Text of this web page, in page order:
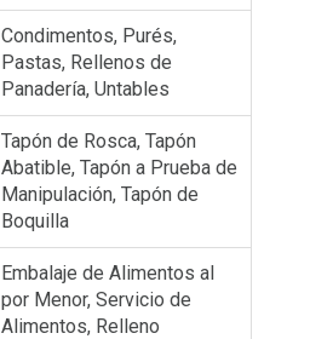
Condimentos, Purés,
Pastas, Rellenos de
Panadería, Untables
Tapón de Rosca, Tapón
Abatible, Tapón a Prueba de
Manipulación, Tapón de
Boquilla
Embalaje de Alimentos al
por Menor, Servicio de
Alimentos, Relleno